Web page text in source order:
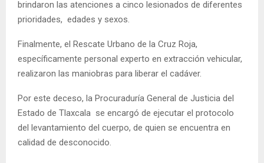
brindaron las atenciones a cinco lesionados de diferentes
prioridades, edades y sexos.
Finalmente, el Rescate Urbano de la Cruz Roja,
específicamente personal experto en extracción vehicular,
realizaron las maniobras para liberar el cadáver.
Por este deceso, la Procuraduría General de Justicia del
Estado de Tlaxcala se encargó de ejecutar el protocolo
del levantamiento del cuerpo, de quien se encuentra en
calidad de desconocido.